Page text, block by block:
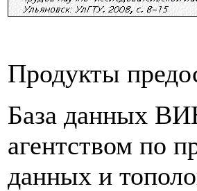
Продукты
База данных
агентством по
данных и